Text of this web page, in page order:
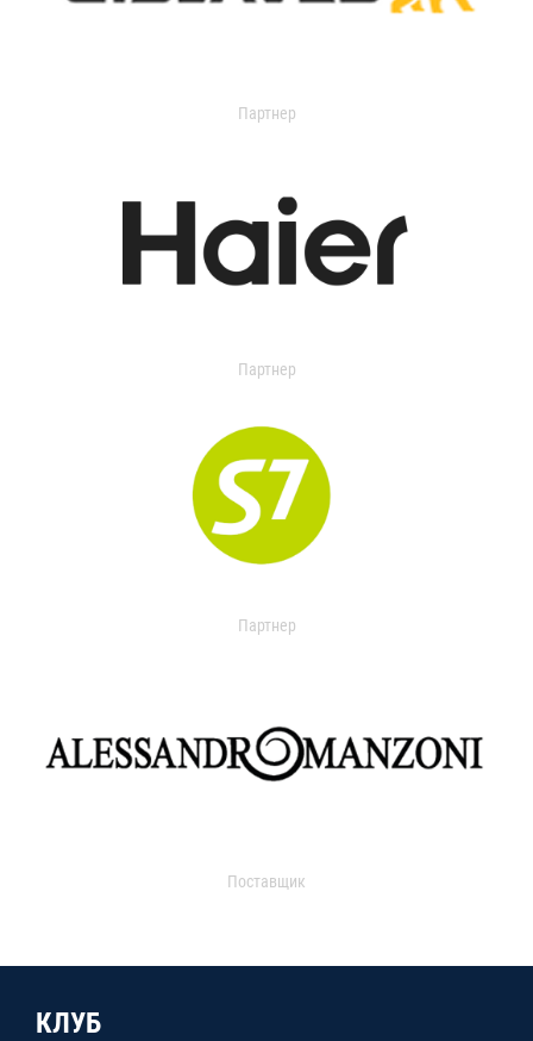
Партнер
Партнер
Партнер
Поставщик
КЛУБ